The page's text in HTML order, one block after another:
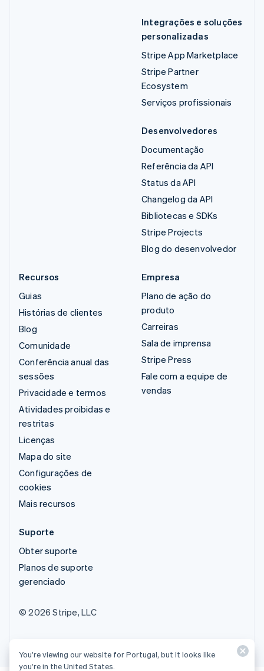
Integrações e soluções
personalizadas
Stripe App Marketplace
Stripe Partner
Ecosystem
Serviços profissionais
Desenvolvedores
Documentação
Referência da API
Status da API
Changelog da API
Bibliotecas e SDKs
Stripe Projects
Blog do desenvolvedor
Recursos
Guias
Histórias de clientes
Blog
Comunidade
Conferência anual das
sessões
Privacidade e termos
Atividades proibidas e
restritas
Licenças
Mapa do site
Configurações de
cookies
Mais recursos
Empresa
Plano de ação do
produto
Carreiras
Sala de imprensa
Stripe Press
Fale com a equipe de
vendas
Suporte
Obter suporte
Planos de suporte
gerenciado
© 2026 Stripe, LLC
You’re viewing our website for Portugal, but it looks like
you’re in the United States.